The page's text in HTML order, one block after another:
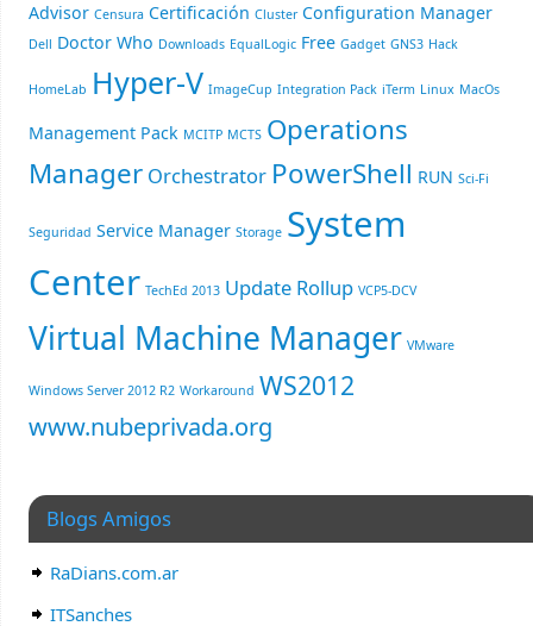
Advisor Censura Certificación Cluster Configuration Manager
Dell Doctor Who Downloads EqualLogic Free Gadget GNS3 Hack
HomeLab Hyper-V ImageCup Integration Pack iTerm Linux MacOs
Management Pack MCITP MCTS Operations
Manager Orchestrator PowerShell RUN Sci-Fi
Seguridad Service Manager Storage System
Center TechEd 2013 Update Rollup VCP5-DCV
Virtual Machine Manager VMware
Windows Server 2012 R2 Workaround WS2012
www.nubeprivada.org
Blogs Amigos
RaDians.com.ar
ITSanches